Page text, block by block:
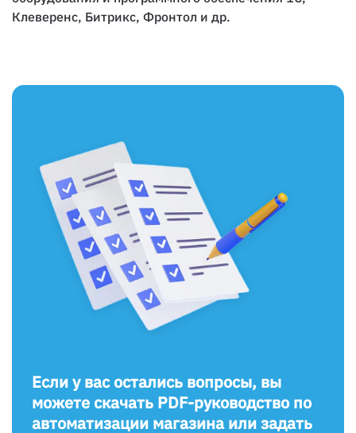
Клеверенс, Битрикс, Фронтол и др.
Если у вас остались вопросы, вы
можете скачать PDF-руководство по
автоматизации магазина или задать